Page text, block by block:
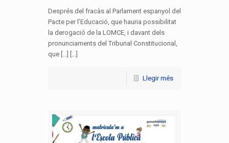
Després del fracàs al Parlament espanyol del
Pacte per l’Educació, que hauria possibilitat
la derogació de la LOMCE, i davant dels
pronunciaments del Tribunal Constitucional,
que […] [...]
Llegir més